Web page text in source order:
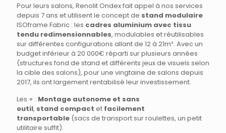
Pour leurs salons, Renolit Ondex fait appel à nos services
depuis 7 ans et utilisent le concept de stand modulaire
ISOframe Fabric : les cadres aluminium avec tissu
tendu redimensionnables, modulables et réutilisables
sur différentes configurations allant de 12 à 21m². Avec un
budget inférieur à 20 000€ réparti sur plusieurs années
(structures fond de stand et différents jeux de visuels selon
la cible des salons), pour une vingtaine de salons depuis
2017, ils ont largement rentabilisé leur investissement.
Les + : Montage autonome et sans
outil, stand compact et facilement
transportable (sacs de transport sur roulettes, un petit
utilitaire suffit).